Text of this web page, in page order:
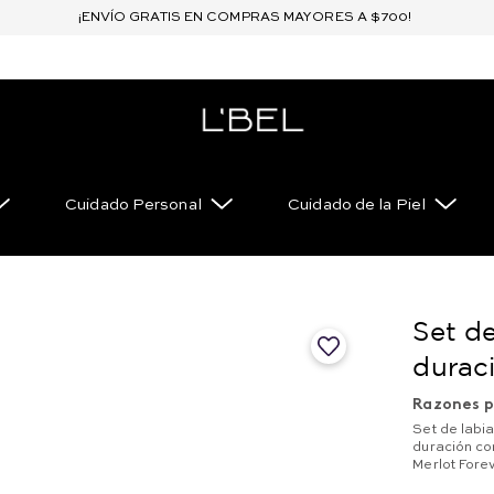
Cuidado Personal Cuidado de la Piel
¡ENVÍO GRATIS EN COMPRAS MAYORES A $700!
Set
Razones
Set de
duración
Merlot